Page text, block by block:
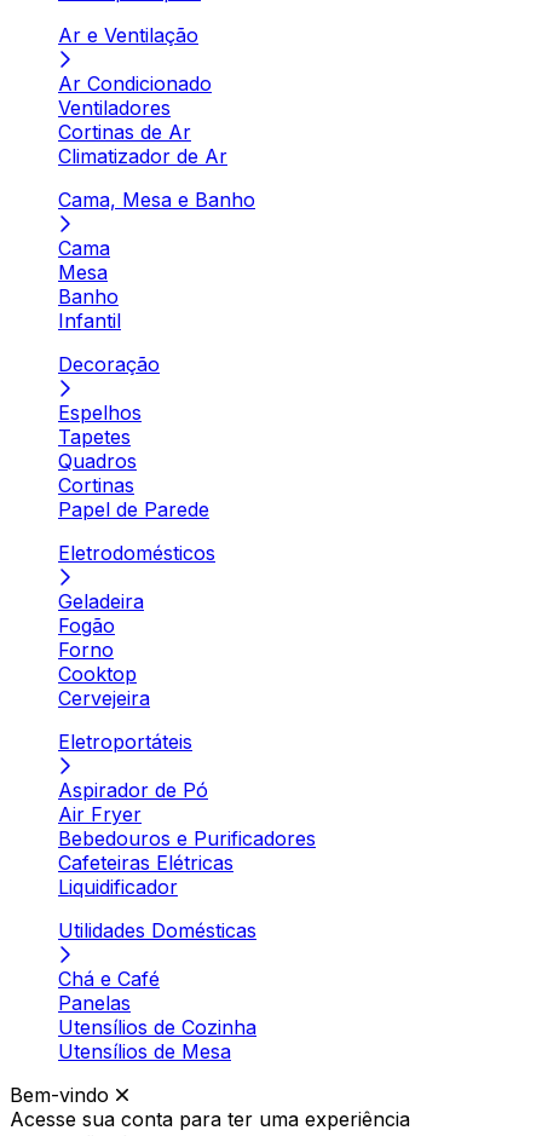
Ar e Ventilação
Ar Condicionado
Ventiladores
Cortinas de Ar
Climatizador de Ar
Cama, Mesa e Banho
Cama
Mesa
Banho
Infantil
Decoração
Espelhos
Tapetes
Quadros
Cortinas
Papel de Parede
Eletrodomésticos
Geladeira
Fogão
Forno
Cooktop
Cervejeira
Eletroportáteis
Aspirador de Pó
Air Fryer
Bebedouros e Purificadores
Cafeteiras Elétricas
Liquidificador
Utilidades Domésticas
Chá e Café
Panelas
Utensílios de Cozinha
Utensílios de Mesa
Bem-vindo
Acesse sua conta para ter uma experiência